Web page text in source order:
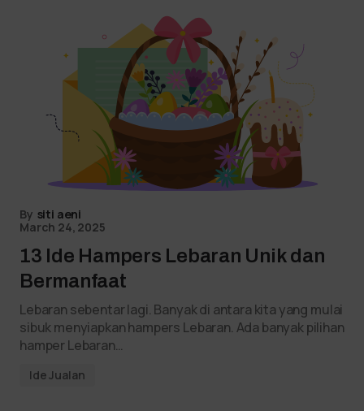
By siti aeni
March 24, 2025
13 Ide Hampers Lebaran Unik dan
Bermanfaat
Lebaran sebentar lagi. Banyak di antara kita yang mulai
sibuk menyiapkan hampers Lebaran. Ada banyak pilihan
hamper Lebaran…
Ide Jualan